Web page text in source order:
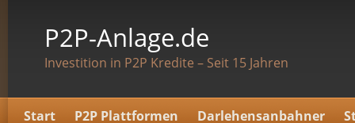
P2P-Anlage.de
Investition in P2P Kredite – Seit 15 Jahren
Start P2P Plattformen Darlehensanbahner